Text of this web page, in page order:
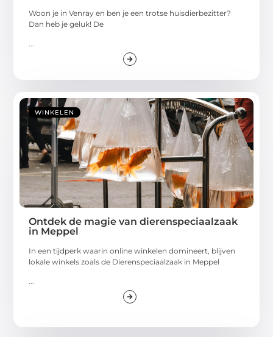
Woon je in Venray en ben je een trotse huisdierbezitter?
Dan heb je geluk! De
...
WINKELEN
Ontdek de magie van dierenspeciaalzaak
in Meppel
In een tijdperk waarin online winkelen domineert, blijven
lokale winkels zoals de Dierenspeciaalzaak in Meppel
...